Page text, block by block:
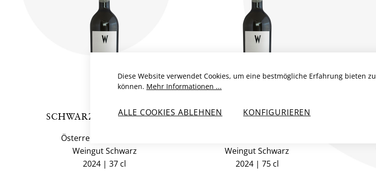
SCHWARZ WEISS CUVÉE
Österreich, Burgenland
Weingut Schwarz
2024
37 cl
SCHWARZ WEISS CUVÉE
Weingut Schwarz
2024
75 cl
Diese Website verwendet Cookies, um eine bestmögliche Erfahrung bieten zu
können. Mehr Informationen ...
ALLE COOKIES ABLEHNEN KONFIGURIEREN